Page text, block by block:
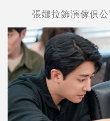
張娜拉飾演傢俱公